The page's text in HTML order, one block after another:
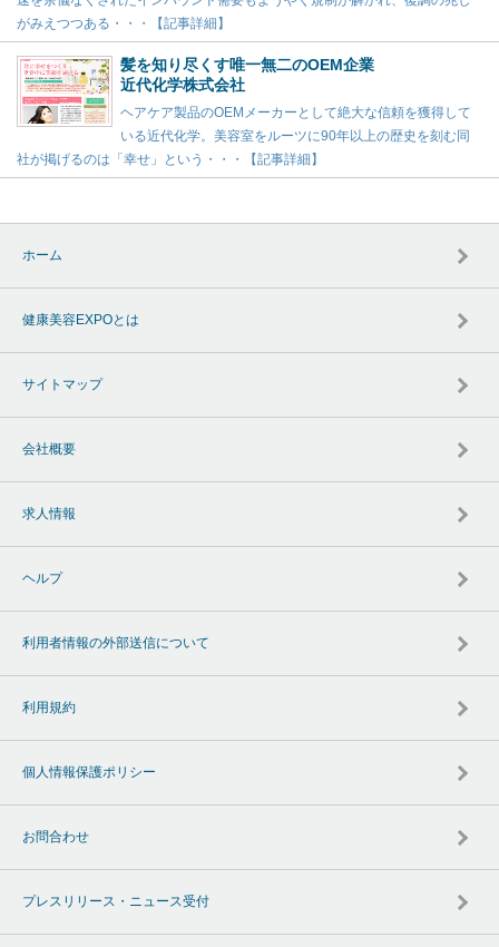
がみえつつある・・・【記事詳細】
髪を知り尽くす唯一無二のOEM企業
近代化学株式会社
ヘアケア製品のOEMメーカーとして絶大な信頼を獲得して
いる近代化学。美容室をルーツに90年以上の歴史を刻む同
社が掲げるのは「幸せ」という・・・【記事詳細】
ホーム
健康美容EXPOとは
サイトマップ
会社概要
求人情報
ヘルプ
利用者情報の外部送信について
利用規約
個人情報保護ポリシー
お問合わせ
プレスリリース・ニュース受付